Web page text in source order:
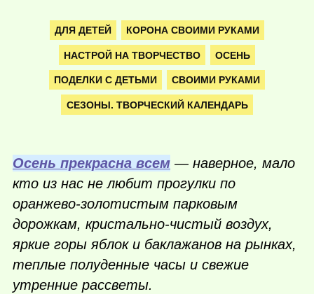
ДЛЯ ДЕТЕЙ КОРОНА СВОИМИ РУКАМИ
НАСТРОЙ НА ТВОРЧЕСТВО ОСЕНЬ
ПОДЕЛКИ С ДЕТЬМИ СВОИМИ РУКАМИ
СЕЗОНЫ. ТВОРЧЕСКИЙ КАЛЕНДАРЬ
Осень прекрасна всем — наверное, мало
кто из нас не любит прогулки по
оранжево-золотистым парковым
дорожкам, кристально-чистый воздух,
яркие горы яблок и баклажанов на рынках,
теплые полуденные часы и свежие
утренние рассветы.